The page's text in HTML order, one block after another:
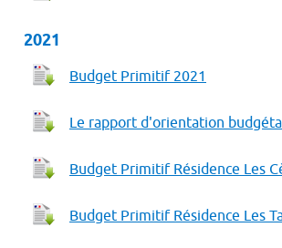
2021
Budget Primitif 2021
Le rapport d'orientation
Budget Primitif Résidence Les
Budget Primitif Résidence Les